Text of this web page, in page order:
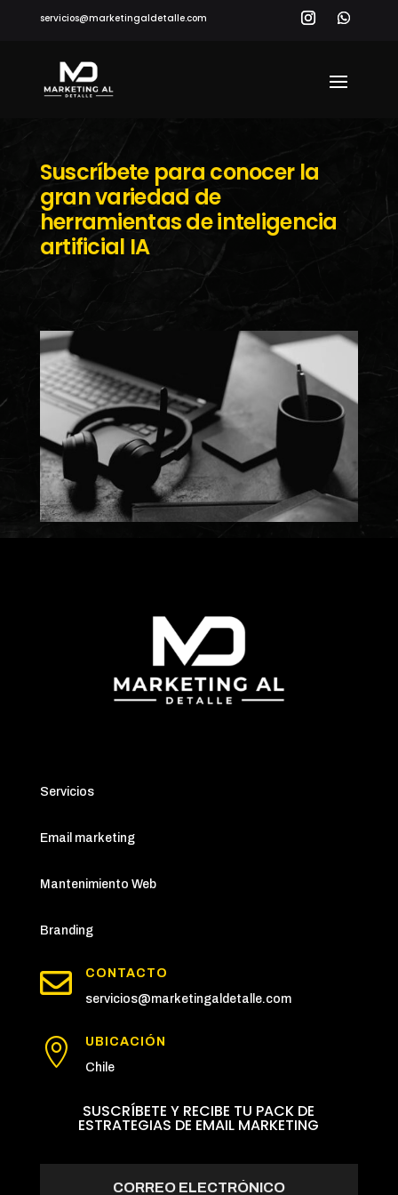
servicios@marketingaldetalle.com
Suscríbete para conocer la
gran variedad de
herramientas de inteligencia
artificial IA
Servicios
Email marketing
Mantenimiento Web
Branding

CONTACTO
servicios@marketingaldetalle.com

UBICACIÓN
Chile
SUSCRÍBETE Y RECIBE TU PACK DE
ESTRATEGIAS DE EMAIL MARKETING